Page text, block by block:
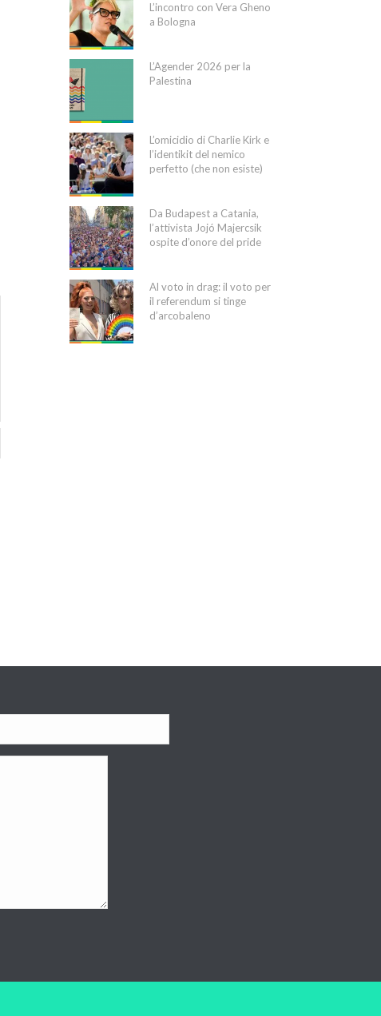
L’incontro con Vera Gheno
a Bologna
L’Agender 2026 per la
Palestina
L’omicidio di Charlie Kirk e
l’identikit del nemico
perfetto (che non esiste)
Da Budapest a Catania,
l’attivista Jojó Majercsik
ospite d’onore del pride
Al voto in drag: il voto per
il referendum si tinge
d’arcobaleno